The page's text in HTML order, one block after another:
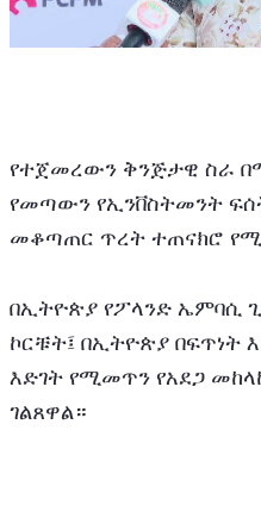
የተጀመረውን ቅንጅታዊ ስራ
የመጣውን የኢንቨስትመንት
መቆጣጠር ጥረት ተጠናክሮ
በኢትዮጵያ የፖላንድ ኤምባሲ
ኮርቹት፤ በኢትዮጵያ በፍጥነት
እድገት የሚመጥን የአደጋ
ገልጸዋል።